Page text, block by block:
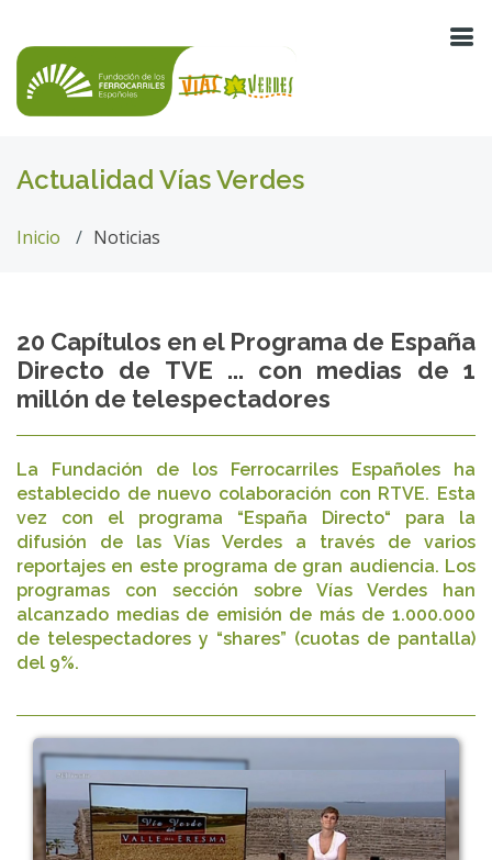
Actualidad Vías Verdes
Inicio Noticias
20 Capítulos en el Programa de España
Directo de TVE ... con medias de 1
millón de telespectadores
La Fundación de los Ferrocarriles Españoles ha
establecido de nuevo colaboración con RTVE. Esta
vez con el programa “España Directo“ para la
difusión de las Vías Verdes a través de varios
reportajes en este programa de gran audiencia. Los
programas con sección sobre Vías Verdes han
alcanzado medias de emisión de más de 1.000.000
de telespectadores y “shares” (cuotas de pantalla)
del 9%.